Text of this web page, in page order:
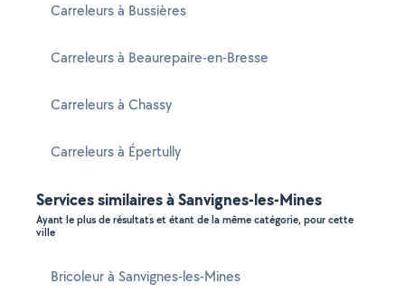
Carreleurs à Bussières
Carreleurs à Beaurepaire-en-Bresse
Carreleurs à Chassy
Carreleurs à Épertully
Services similaires à Sanvignes-les-Mines
Ayant le plus de résultats et étant de la même catégorie, pour cette
ville
Bricoleur à Sanvignes-les-Mines